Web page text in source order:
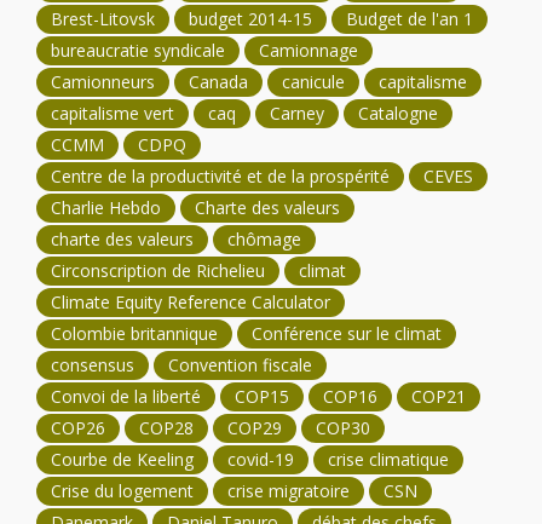
Brest-Litovsk
budget 2014-15
Budget de l'an 1
bureaucratie syndicale
Camionnage
Camionneurs
Canada canicule
capitalisme
capitalisme vert
caq Carney
Catalogne
CCMM
CDPQ
Centre de la productivité et de la prospérité
CEVES
Charlie Hebdo
Charte des valeurs
charte des valeurs
chômage
Circonscription de Richelieu
climat
Climate Equity Reference Calculator
Colombie britannique
Conférence sur le climat
consensus
Convention fiscale
Convoi de la liberté
COP15 COP16
COP21
COP26
COP28 COP29
COP30
Courbe de Keeling
covid-19
crise climatique
Crise du logement
crise migratoire
CSN